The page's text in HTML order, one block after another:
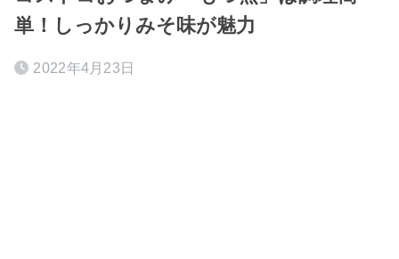
単！しっかりみそ味が魅力
2022年4月23日